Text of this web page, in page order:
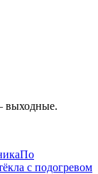
выходные.
По
с подогревом